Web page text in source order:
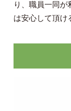
り、職員一同が
は安心して頂け